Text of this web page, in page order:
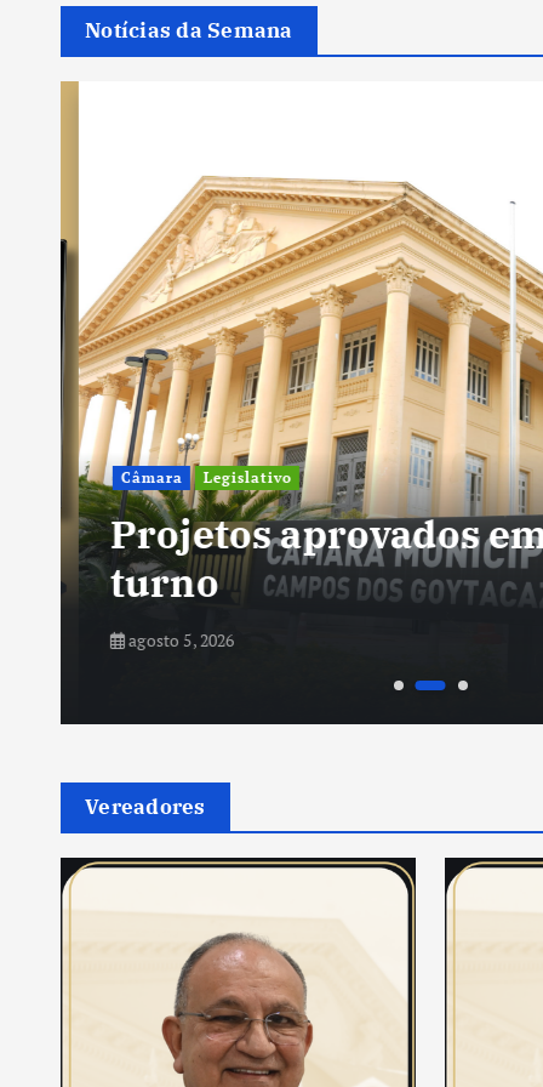
Notícias da Semana
Câmara Legislativo
Projetos aprovados
turno
agosto 5, 2026
Vereadores